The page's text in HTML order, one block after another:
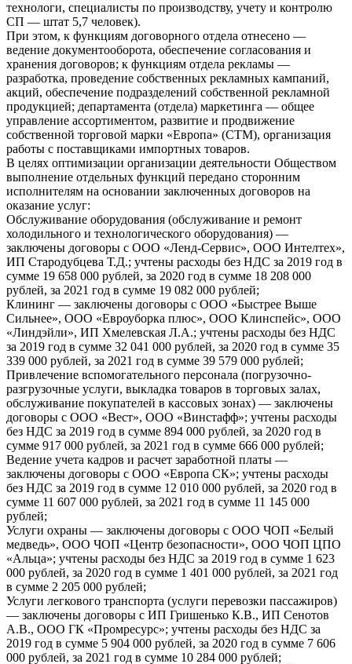
технологи, специалисты по производству, учету и контролю
СП — штат 5,7 человек).
При этом, к функциям договорного отдела отнесено —
ведение документооборота, обеспечение согласования и
хранения договоров; к функциям отдела рекламы —
разработка, проведение собственных рекламных кампаний,
акций, обеспечение подразделений собственной рекламной
продукцией; департамента (отдела) маркетинга — общее
управление ассортиментом, развитие и продвижение
собственной торговой марки «Европа» (СТМ), организация
работы с поставщиками импортных товаров.
В целях оптимизации организации деятельности Обществом
выполнение отдельных функций передано сторонним
исполнителям на основании заключенных договоров на
оказание услуг:
Обслуживание оборудования (обслуживание и ремонт
холодильного и технологического оборудования) —
заключены договоры с ООО «Ленд-Сервис», ООО Интелтех»,
ИП Стародубцева Т.Д.; учтены расходы без НДС за 2019 год в
сумме 19 658 000 рублей, за 2020 год в сумме 18 208 000
рублей, за 2021 год в сумме 19 082 000 рублей;
Клининг — заключены договоры с ООО «Быстрее Выше
Сильнее», ООО «Евроуборка плюс», ООО Клинспейс», ООО
«Линдэйли», ИП Хмелевская Л.А.; учтены расходы без НДС
за 2019 год в сумме 32 041 000 рублей, за 2020 год в сумме 35
339 000 рублей, за 2021 год в сумме 39 579 000 рублей;
Привлечение вспомогательного персонала (погрузочно-
разгрузочные услуги, выкладка товаров в торговых залах,
обслуживание покупателей в кассовых зонах) — заключены
договоры с ООО «Вест», ООО «Винстафф»; учтены расходы
без НДС за 2019 год в сумме 894 000 рублей, за 2020 год в
сумме 917 000 рублей, за 2021 год в сумме 666 000 рублей;
Ведение учета кадров и расчет заработной платы —
заключены договоры с ООО «Европа СК»; учтены расходы
без НДС за 2019 год в сумме 12 010 000 рублей, за 2020 год в
сумме 11 607 000 рублей, за 2021 год в сумме 11 145 000
рублей;
Услуги охраны — заключены договоры с ООО ЧОП «Белый
медведь», ООО ЧОП «Центр безопасности», ООО ЧОП ЦПО
«Альца»; учтены расходы без НДС за 2019 год в сумме 1 623
000 рублей, за 2020 год в сумме 1 401 000 рублей, за 2021 год
в сумме 2 205 000 рублей;
Услуги легкового транспорта (услуги перевозки пассажиров)
— заключены договоры с ИП Гришенько К.В., ИП Сенотов
А.В., ООО ГК «Промресурс»; учтены расходы без НДС за
2019 год в сумме 5 904 000 рублей, за 2020 год в сумме 7 606
000 рублей, за 2021 год в сумме 10 284 000 рублей;